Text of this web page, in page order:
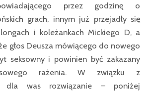
przez godzinę o
grach, innym już przejadły się
i koleżankach Mickiego D, a
głos Deusza mówiącego do nowego
seksowny i powinien być zakazany
rażenia. W związku z
dla was rozwiązanie – poniżej